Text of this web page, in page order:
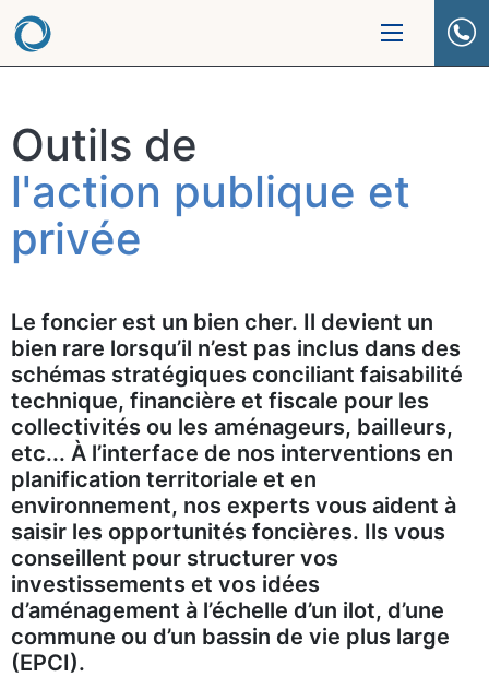
Outils de
l'action publique et
privée
Le foncier est un bien cher. Il devient un
bien rare lorsqu’il n’est pas inclus dans des
schémas stratégiques conciliant faisabilité
technique, financière et fiscale pour les
collectivités ou les aménageurs, bailleurs,
etc... À l’interface de nos interventions en
planification territoriale et en
environnement, nos experts vous aident à
saisir les opportunités foncières. Ils vous
conseillent pour structurer vos
investissements et vos idées
d’aménagement à l’échelle d’un ilot, d’une
commune ou d’un bassin de vie plus large
(EPCI).